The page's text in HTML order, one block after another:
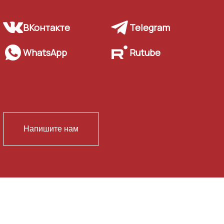
ВКонтакте Telegram
WhatsApp Rutube
Напишите нам